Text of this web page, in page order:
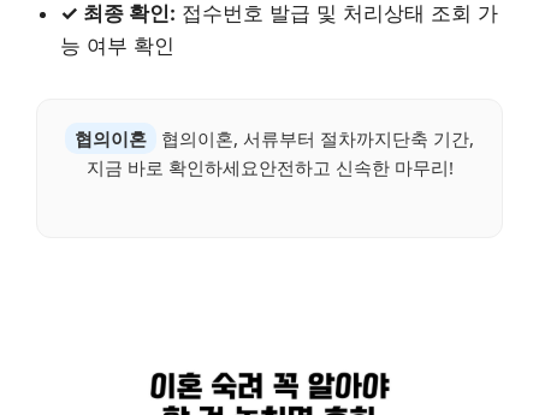
✓ 최종 확인: 접수번호 발급 및 처리상태 조회 가
능 여부 확인
협의이혼
협의이혼, 서류부터 절차까지단축 기간,
지금 바로 확인하세요안전하고 신속한 마무리!